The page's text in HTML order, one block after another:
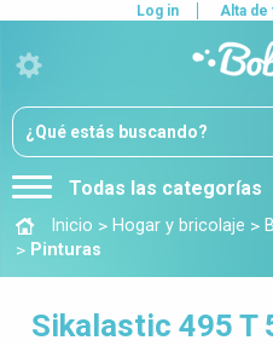
Todas las categorías
Log in Alta de
Inicio > Hogar y bricolaje >
> Pinturas
Sikalastic 495 T